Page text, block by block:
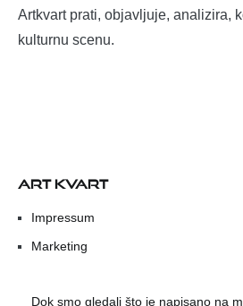
Artkvart prati, objavljuje, analizira,
kulturnu scenu.
ART KVART
Impressum
Marketing
Dok smo gledali što je napisano na